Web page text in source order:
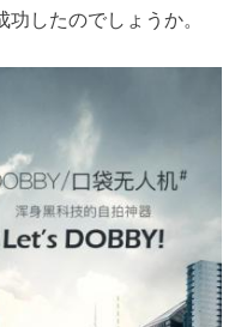
したのでしょうか。